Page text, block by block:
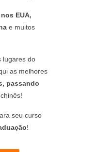
EUA,
e muitos
lugares do
as melhores
passando
seu curso
!